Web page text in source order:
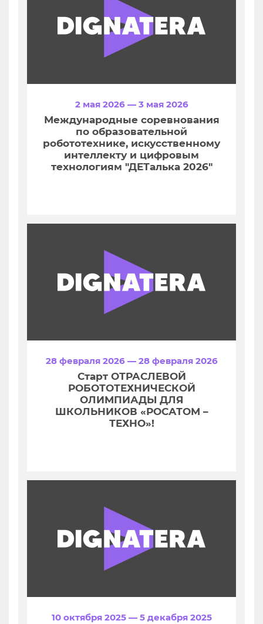
2 мая 2026 — 3 мая 2026
Международные соревнования
по образовательной
робототехнике, искусственному
интеллекту и цифровым
технологиям "ДЕТалька 2026"
28 февраля 2026 — 28 февраля 2026
Старт ОТРАСЛЕВОЙ
РОБОТОТЕХНИЧЕСКОЙ
ОЛИМПИАДЫ ДЛЯ
ШКОЛЬНИКОВ «РОСАТОМ –
ТЕХНО»!
10 октября 2025 — 5 декабря 2025